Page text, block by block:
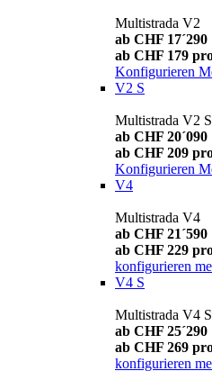
Multistrada V2
ab CHF 17´290
ab CHF 179
Konfigurieren
V2 S
Multistrada V2 S
ab CHF 20´090
ab CHF 209
Konfigurieren
V4
Multistrada V4
ab CHF 21´590
ab CHF 229
konfigurieren
V4 S
Multistrada V4 S
ab CHF 25´290
ab CHF 269
konfigurieren